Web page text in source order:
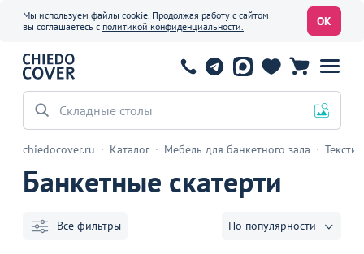
Мы используем файлы cookie. Продолжая работу с сайтом
вы соглашаетесь с политикой конфиденциальности. ОК
Офисные стулья
chiedocover.ru Каталог Мебель для банкетного зала
Банкетные скатерти
Все фильтры По популярности